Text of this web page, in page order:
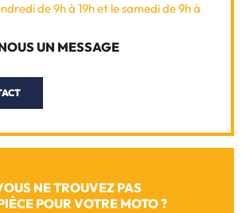
de 9h à 19h et le samedi de 9h à
UN MESSAGE
NE TROUVEZ PAS
POUR VOTRE MOTO ?